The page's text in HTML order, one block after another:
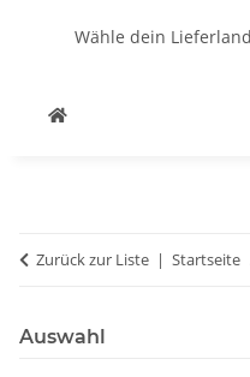
Wähle dein
Zurück zur Liste Startseite
Auswahl